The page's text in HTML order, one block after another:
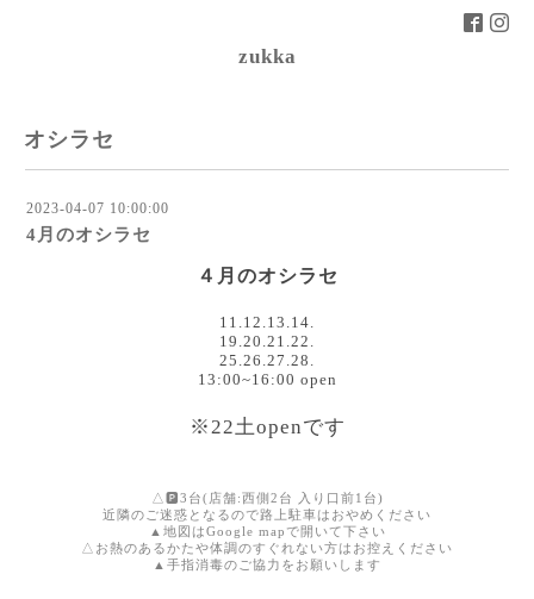
zukka
オシラセ
2023-04-07 10:00:00
4月のオシラセ
４月のオシラセ
11.12.13.14.
19.20.21.22.
25.26.27.28.
13:00~16:00 open
※22土openです
△🅿︎3台(店舗:西側2台 入り口前1台)
近隣のご迷惑となるので路上駐車はおやめください
▲地図はGoogle mapで開いて下さい
△お熱のあるかたや体調のすぐれない方はお控えください
▲手指消毒のご協力をお願いします